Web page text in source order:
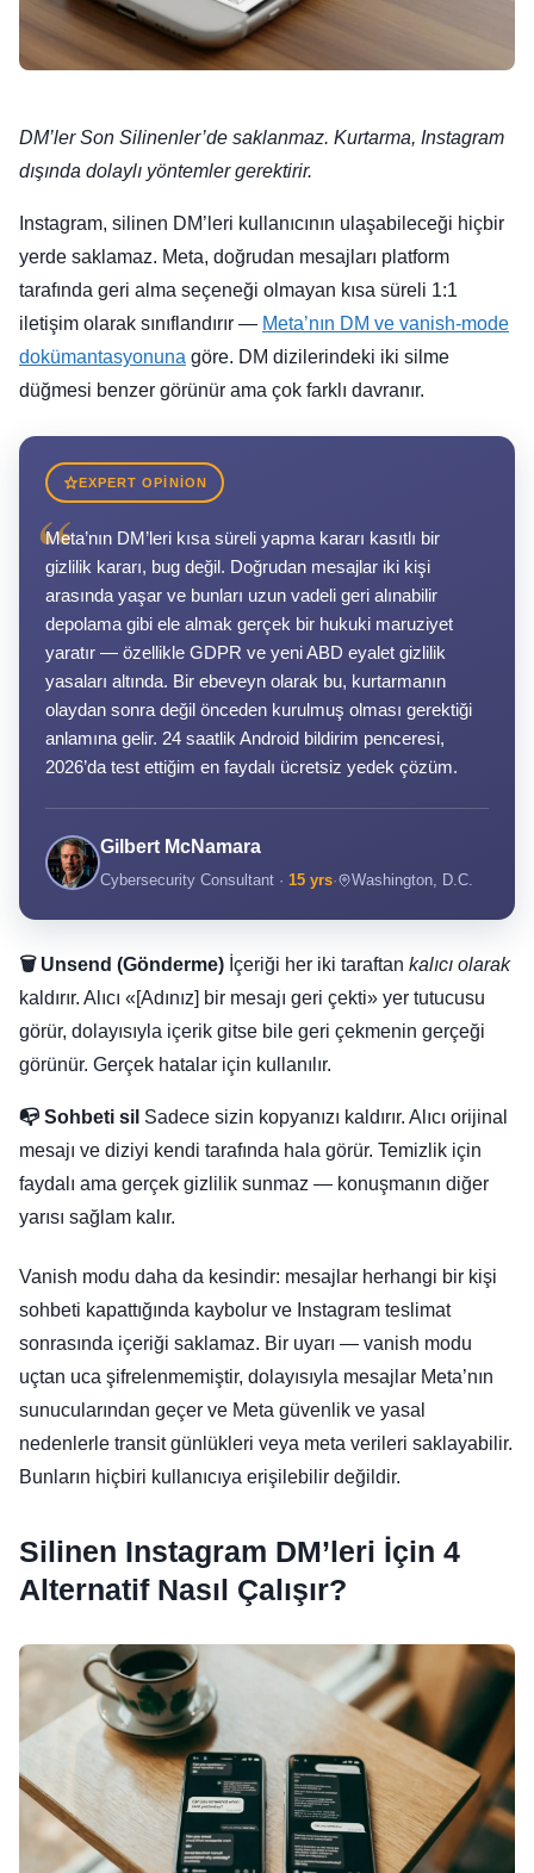
DM’ler Son Silinenler’de saklanmaz. Kurtarma, Instagram
dışında dolaylı yöntemler gerektirir.
Instagram, silinen DM’leri kullanıcının ulaşabileceği hiçbir
yerde saklamaz. Meta, doğrudan mesajları platform
tarafında geri alma seçeneği olmayan kısa süreli 1:1
iletişim olarak sınıflandırır — Meta’nın DM ve vanish-mode
dokümantasyonuna göre. DM dizilerindeki iki silme
düğmesi benzer görünür ama çok farklı davranır.
EXPERT OPINION
“
Meta’nın DM’leri kısa süreli yapma kararı kasıtlı bir
gizlilik kararı, bug değil. Doğrudan mesajlar iki kişi
arasında yaşar ve bunları uzun vadeli geri alınabilir
depolama gibi ele almak gerçek bir hukuki maruziyet
yaratır — özellikle GDPR ve yeni ABD eyalet gizlilik
yasaları altında. Bir ebeveyn olarak bu, kurtarmanın
olaydan sonra değil önceden kurulmuş olması gerektiği
anlamına gelir. 24 saatlik Android bildirim penceresi,
2026’da test ettiğim en faydalı ücretsiz yedek çözüm.
Gilbert McNamara
Cybersecurity Consultant · 15 yrs· Washington, D.C.
🗑️ Unsend (Gönderme) İçeriği her iki taraftan kalıcı olarak
kaldırır. Alıcı «[Adınız] bir mesajı geri çekti» yer tutucusu
görür, dolayısıyla içerik gitse bile geri çekmenin gerçeği
görünür. Gerçek hatalar için kullanılır.
📭 Sohbeti sil Sadece sizin kopyanızı kaldırır. Alıcı orijinal
mesajı ve diziyi kendi tarafında hala görür. Temizlik için
faydalı ama gerçek gizlilik sunmaz — konuşmanın diğer
yarısı sağlam kalır.
Vanish modu daha da kesindir: mesajlar herhangi bir kişi
sohbeti kapattığında kaybolur ve Instagram teslimat
sonrasında içeriği saklamaz. Bir uyarı — vanish modu
uçtan uca şifrelenmemiştir, dolayısıyla mesajlar Meta’nın
sunucularından geçer ve Meta güvenlik ve yasal
nedenlerle transit günlükleri veya meta verileri saklayabilir.
Bunların hiçbiri kullanıcıya erişilebilir değildir.
Silinen Instagram DM’leri İçin 4
Alternatif Nasıl Çalışır?